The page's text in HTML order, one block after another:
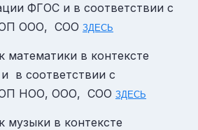
ФГОС и в соответствии с
ООО, СОО ЗДЕСЬ
математики в контексте
в соответствии с
НОО, ООО, СОО ЗДЕСЬ
музыки в контексте